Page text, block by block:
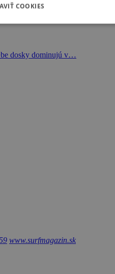
dosky dominujú v…
www.surfmagazin.sk
COOKIES